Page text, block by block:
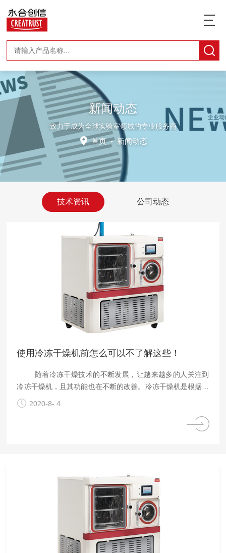
新闻动态
致力于成为全球实验室领域的专业服务商
首页- 新闻动态
技术资讯 公司动态
使用冷冻干燥机前怎么可以不了解这些！
随着冷冻干燥技术的不断发展，让越来越多的人关注到
冷冻干燥机，且其功能也在不断的改善。冷冻干燥机是根据空
气冷冻干燥原理,利用制冷设备使压缩空气冷却到一定的露点
动排水阀将水排出。从而达到冷冻除湿的目的。同时,压缩空
2020-8- 4